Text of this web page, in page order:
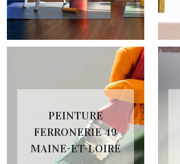
PEINTURE
FERRONERIE 49
MAINE-ET-LOIRE